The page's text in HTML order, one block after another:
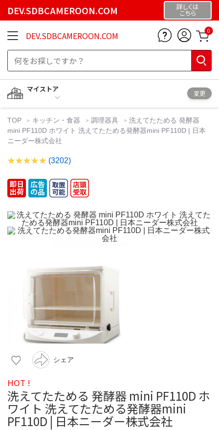
DEV.SDBCAMEROON.COM 詳しくは
こちら
DEV.SDBCAMEROON.COM 0
マイストア
変更
TOP キッチン・食器 調理器具
洗えてたためる 発酵器
mini PF110D ホワイト 洗えてたためる発酵器mini PF110D | 日本
ニーダー株式会社
(3202)
シェア
HOT !
洗えてたためる 発酵器 mini PF110D ホ
ワイト 洗えてたためる発酵器mini
PF110D | 日本ニーダー株式会社